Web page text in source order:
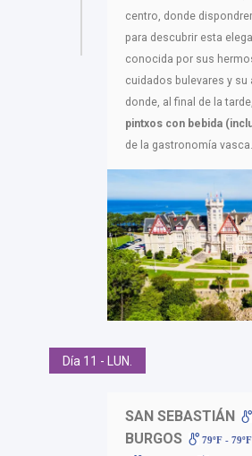
centro, donde
para descubrir esta
conocida por sus
cuidados bulevares y su
donde, al final de la
pintxos con bebida
de la gastronomía vasca.
Día 11 - LUN.
SAN SEBASTIÁN
BURGOS
79ºF -